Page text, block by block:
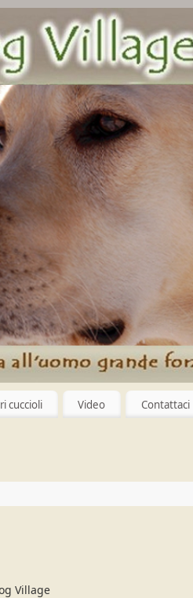
cuccioli Video Contattaci
Village